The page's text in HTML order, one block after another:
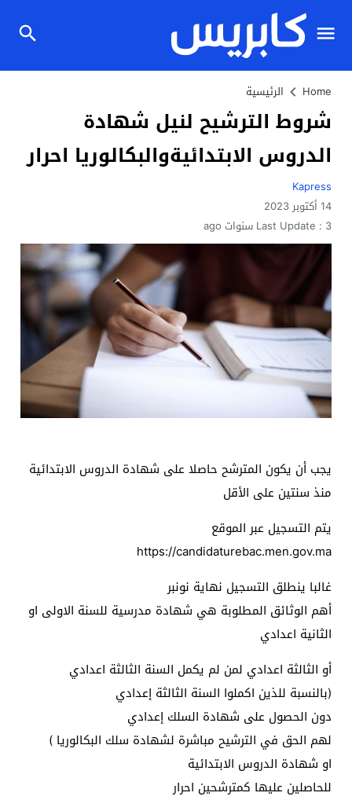
Home الرئيسية
شروط الترشيح لنيل شهادة
الدروس الابتدائيةوالبكالوريا احرار
Kapress
14 أكتوبر 2023
Last Update : 3 سنوات ago
يجب أن يكون المترشح حاصلا على شهادة الدروس الابتدائية
منذ سنتين على الأقل
يتم التسجيل عبر الموقع
https://candidaturebac.men.gov.ma
غالبا ينطلق التسجيل نهاية نونبر
أهم الوثائق المطلوبة هي شهادة مدرسية للسنة الاولى او
الثانية اعدادي
أو الثالثة اعدادي لمن لم يكمل السنة الثالثة اعدادي
(بالنسبة للذين اكملوا السنة الثالثة إعدادي
دون الحصول على شهادة السلك إعدادي
لهم الحق في الترشيح مباشرة لشهادة سلك البكالوريا )
او شهادة الدروس الابتدائية
للحاصلين عليها كمترشحين احرار